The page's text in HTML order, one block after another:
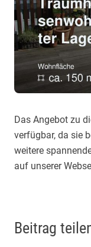
Das Angebot zu
verfügbar, da sie
weitere
auf unserer
Beitrag